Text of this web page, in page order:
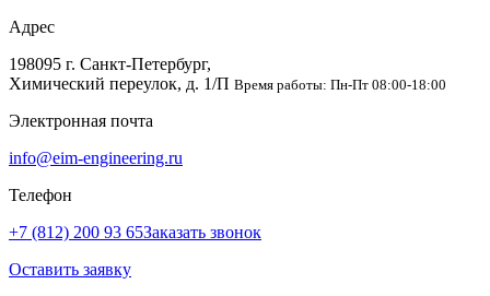
Адрес
198095 г. Санкт-Петербург,
Химический переулок, д. 1/П Время работы: Пн-Пт 08:00-18:00
Электронная почта
info@eim-engineering.ru
Телефон
+7 (812) 200 93 65Заказать звонок
Оставить заявку